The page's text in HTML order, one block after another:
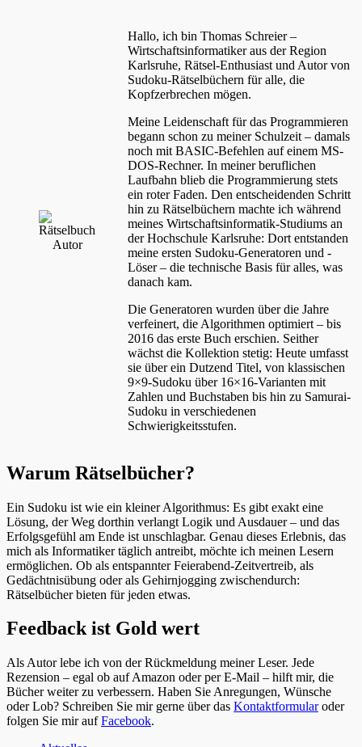
Hallo, ich bin Thomas Schreier–
Wirtschaftsinformatiker aus der Region
Karlsruhe, Rätsel-Enthusiast und Autor von
Sudoku-Rätselbüchern für alle, die
Kopfzerbrechen mögen.
Meine Leidenschaft für das Programmieren
begann schon zu meiner Schulzeit – damals
noch mit BASIC-Befehlen auf einem MS-
DOS-Rechner. In meiner beruflichen
Laufbahn blieb die Programmierung stets
ein roter Faden. Den entscheidenden Schritt
hin zu Rätselbüchern machte ich während
meines Wirtschaftsinformatik-Studiums an
der Hochschule Karlsruhe: Dort entstanden
meine ersten Sudoku-Generatoren und -
Löser – die technische Basis für alles, was
danach kam.
Die Generatoren wurden über die Jahre
verfeinert, die Algorithmen optimiert – bis
2016 das erste Buch erschien. Seither
wächst die Kollektion stetig: Heute umfasst
sie über ein Dutzend Titel, von klassischen
9×9-Sudoku über 16×16-Varianten mit
Zahlen und Buchstaben bis hin zu Samurai-
Sudoku in verschiedenen
Schwierigkeitsstufen.
Warum Rätselbücher?
Ein Sudoku ist wie ein kleiner Algorithmus: Es gibt exakt eine
Lösung, der Weg dorthin verlangt Logik und Ausdauer – und das
Erfolgsgefühl am Ende ist unschlagbar. Genau dieses Erlebnis, das
mich als Informatiker täglich antreibt, möchte ich meinen Lesern
ermöglichen. Ob als entspannter Feierabend-Zeitvertreib, als
Gedächtnisübung oder als Gehirnjogging zwischendurch:
Rätselbücher bieten für jeden etwas.
Feedback ist Gold wert
Als Autor lebe ich von der Rückmeldung meiner Leser. Jede
Rezension – egal ob auf Amazon oder per E-Mail – hilft mir, die
Bücher weiter zu verbessern. Haben Sie Anregungen, Wünsche
oder Lob? Schreiben Sie mir gerne über das Kontaktformularoder
folgen Sie mir aufFacebook.